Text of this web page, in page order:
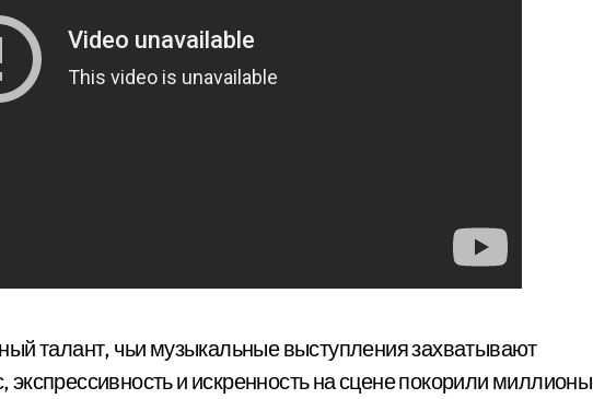
талант, чьи музыкальные выступления захватывают
экспрессивность и искренность на сцене покорили миллионы